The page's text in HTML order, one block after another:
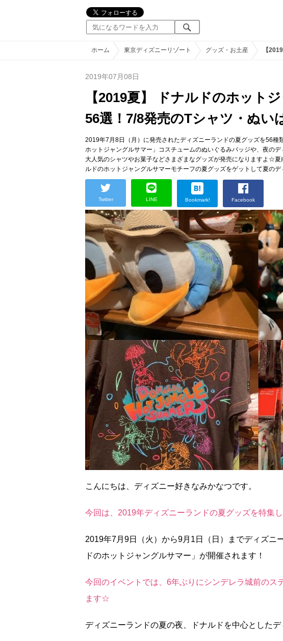
ホーム 東京ディズニーリゾート グッズ・お土産 【
2019年07月08日
【2019夏】 ドナルドのホット
56選！7/8発売のTシャツ・ぬい
2019年7月8日（月）に発売されたディズニーランドの夏グッズを56
ホットジャングルサマー」コスチュームのぬいぐるみバッジや、夜の
大人気のシャツやお菓子などさまざまなグッズが発売になりますよ☆
ルドのホットジャングルサマーモチーフの夏グッズをゲットして夏のデ
Twitter LINE Bookmark! Facebook
こんにちは、ディズニー好きなみかなつです。
今回は、2019年ディズニーランドの夏グッズを特集
2019年7月9日（火）から9月1日（日）までディズニ
ドのホットジャングルサマー」が開催されます！
今回のイベントでは、6年ぶりにシンデレラ城前のス
ます☆
ディズニーランドの夏の夜、ドナルドを中心とした